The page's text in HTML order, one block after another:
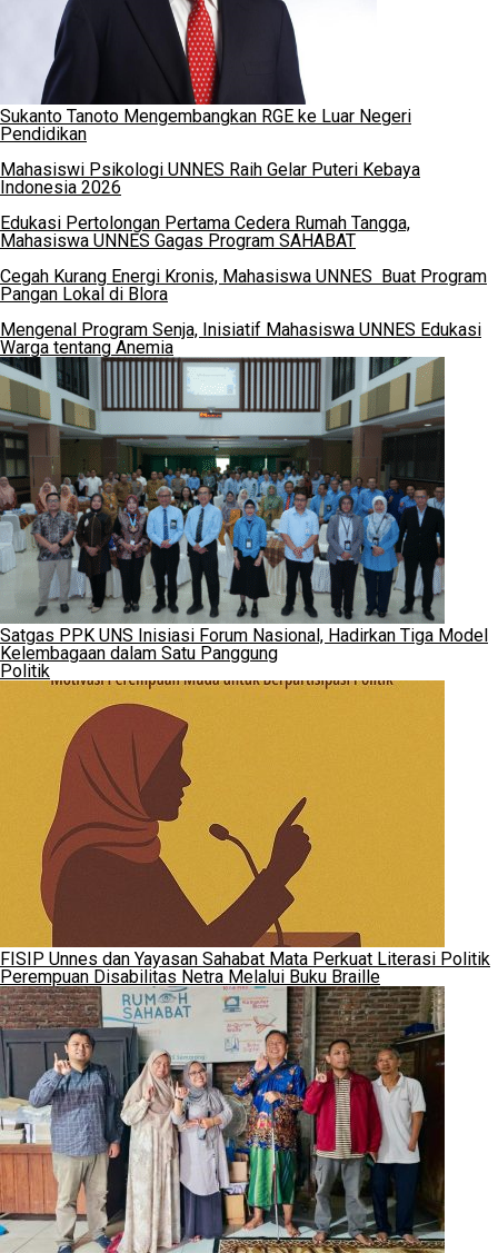
Sukanto Tanoto Mengembangkan RGE ke Luar Negeri
Pendidikan
Mahasiswi Psikologi UNNES Raih Gelar Puteri Kebaya
Indonesia 2026
Edukasi Pertolongan Pertama Cedera Rumah Tangga,
Mahasiswa UNNES Gagas Program SAHABAT
Cegah Kurang Energi Kronis, Mahasiswa UNNES Buat Program
Pangan Lokal di Blora
Mengenal Program Senja, Inisiatif Mahasiswa UNNES Edukasi
Warga tentang Anemia
Satgas PPK UNS Inisiasi Forum Nasional, Hadirkan Tiga Model
Kelembagaan dalam Satu Panggung
Politik
FISIP Unnes dan Yayasan Sahabat Mata Perkuat Literasi Politik
Perempuan Disabilitas Netra Melalui Buku Braille